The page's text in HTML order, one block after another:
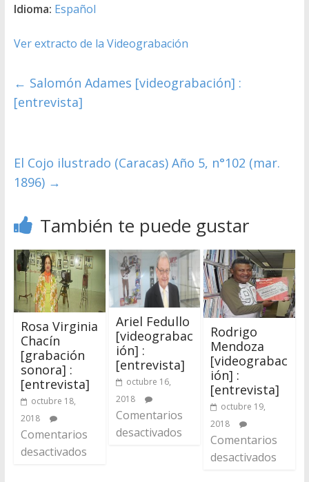
Idioma: Español
Ver extracto de la Videograbación
← Salomón Adames [videograbación] :
[entrevista]
El Cojo ilustrado (Caracas) Año 5, n°102 (mar.
1896) →
También te puede gustar
Rosa Virginia
Chacín
[grabación
sonora] :
[entrevista]
octubre 18,
2018
Comentarios
desactivados
Ariel Fedullo
[videograbac
ión] :
[entrevista]
octubre 16,
2018
Comentarios
desactivados
Rodrigo
Mendoza
[videograbac
ión] :
[entrevista]
octubre 19,
2018
Comentarios
desactivados